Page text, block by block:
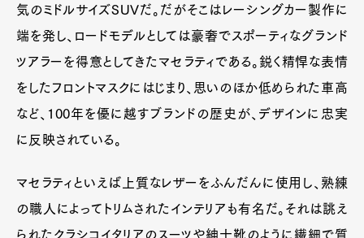
Pen Membership
Magazine
Official Columnist
About
Pen international Pen tw
気のミドルサイズSUVだ。だがそこはレーシングカー製作に
端を発し、ロードモデルとしては豪奢でスポーティなグランド
ツアラーを得意としてきたマセラティである。鋭く精悍な表情
をしたフロントマスクにはじまり、思いのほか低められた車高
など、100年を優に越すブランドの歴史が、デザインに忠実
に反映されている。
マセラティといえば上質なレザーをふんだんに使用し、熟練
の職人によってトリムされたインテリアも有名だ。それは誂え
られたクラシコイタリアのスーツや紳士靴のように繊細で質